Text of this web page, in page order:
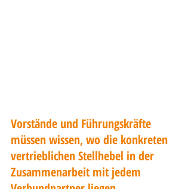
Vorstände und Führungskräfte
müssen wissen, wo die konkreten
vertrieblichen Stellhebel in der
Zusammenarbeit mit jedem